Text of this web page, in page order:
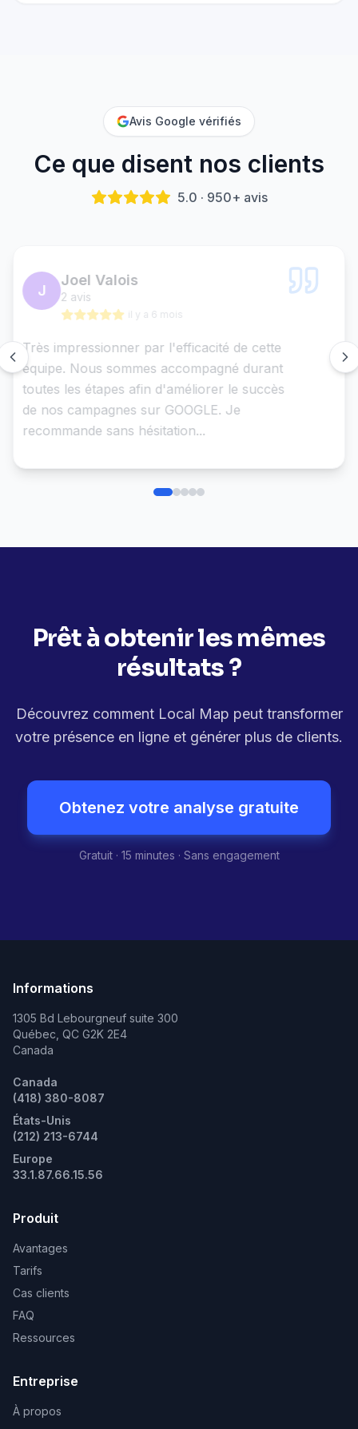
Avis Google vérifiés
Ce que disent nos clients
5.0 · 950+ avis
MC
Marie-Claude Sigmen
4 avis
il y a un an
Ohh je n'ai que de bons mots...équipe très
professionnelle, vraiment efficaces. Très
facile de les joindre. Je ne suis pas la
personne qui connaît comment fonctionne le
marketing en ligne : ils m'accompagnent à
mon niveau, ce qui me fait maintenant dire
que c'est...plus facile !! c'est pas peu dire!! Et
Prêt à obtenir les mêmes
résultats ?
Découvrez comment Local Map peut transformer
Informations
1305 Bd Lebourgneuf suite 300
Québec, QC G2K 2E4
Canada
(418) 380-8087
États-Unis
33.1.87.66.15.56
Avantages
Tarifs